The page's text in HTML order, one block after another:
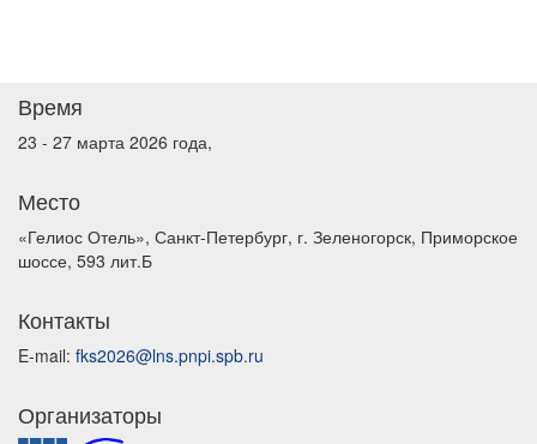
Время
23 - 27 марта 2026 года,
Место
«Гелиос Отель», Санкт-Петербург, г. Зеленогорск, Приморское
шоссе, 593 лит.Б
Контакты
E-mail: fks2026@lns.pnpi.spb.ru
Организаторы